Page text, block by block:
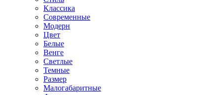
Классика
Современные
Модерн
Цвет
Белые
Венге
Светлые
Темные
Размер
Малогабаритные